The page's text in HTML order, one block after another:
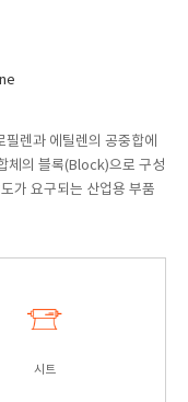
렌과 에틸렌의 공중합에
체의 블록(Block)으로 구성
가 요구되는 산업용 부품
시트